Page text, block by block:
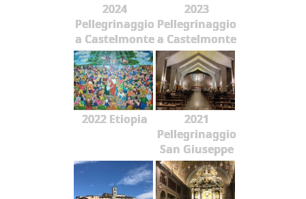
2024
Pellegrinaggio
a Castelmonte
2023
Pellegrinaggio
a Castelmonte
2022 Etiopia
2021
Pellegrinaggio
San Giuseppe